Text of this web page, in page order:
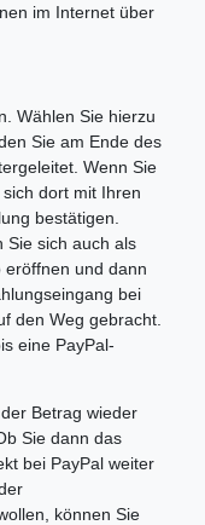
im Internet über
Wählen Sie hierzu
Sie am Ende des
Wenn Sie
dort mit Ihren
bestätigen.
Sie sich auch als
eröffnen und dann
bei
den Weg gebracht.
eine PayPal-
Betrag wieder
Sie dann das
bei PayPal weiter
können Sie